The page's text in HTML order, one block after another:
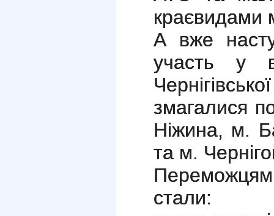
краєвидами
А вже
участь у
змагалися
Ніжина, м.
та м.
стали: